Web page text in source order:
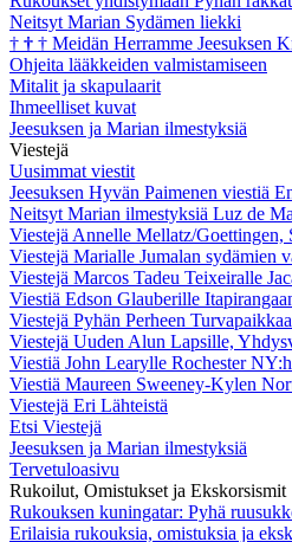
Neitsyt Marian Sydämen liekki
† † † Meidän Herramme Jeesuksen
Ohjeita lääkkeiden valmistamiseen
Mitalit ja skapulaarit
Ihmeelliset kuvat
Jeesuksen ja Marian ilmestyksiä
Viestejä
Uusimmat viestit
Jeesuksen Hyvän Paimenen viestiä
Neitsyt Marian ilmestyksiä Luz de
Viestejä Annelle Mellatz/Goettingen,
Viestejä Marialle Jumalan sydämien
Viestejä Marcos Tadeu Teixeiralle
Viestiä Edson Glauberille
Viestejä Pyhän Perheen
Viestejä Uuden Alun Lapsille,
Viestiä John Learylle Rochester
Viestiä Maureen Sweeney-Kylen
Viestejä Eri Lähteistä
Etsi Viestejä
Jeesuksen ja Marian ilmestyksiä
Tervetuloasivu
Rukoilut, Omistukset ja Ekskorsismit
Rukouksen kuningatar: Pyhä
Erilaisia rukouksia, omistuksia ja